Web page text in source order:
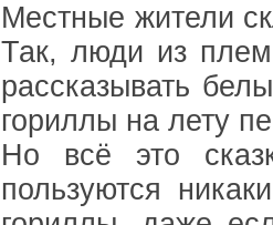
Местные жители
Так, люди из
рассказывать
гориллы на лету
Но всё это
пользуются